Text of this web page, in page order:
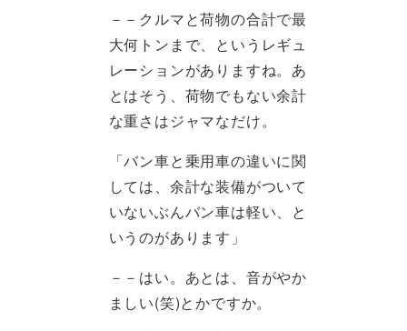
－－クルマと荷物の合計で最
大何トンまで、というレギュ
レーションがありますね。あ
とはそう、荷物でもない余計
な重さはジャマなだけ。
「バン車と乗用車の違いに関
しては、余計な装備がついて
いないぶんバン車は軽い、と
いうのがあります」
－－はい。あとは、音がやか
ましい(笑)とかですか。